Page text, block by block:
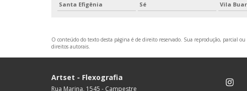
Santa Efigênia
Sé Vila
O conteúdo do texto desta página é de direito reservado. Sua reprodução, parcial
direitos autorais.
Artset - Flexografia
Rua Marina, 1545 - Campestre